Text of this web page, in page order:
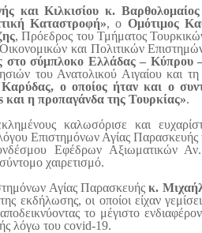
και Κιλκισίου κ. Βαρθολομαίος
Καταστροφή», ο Ομότιμος
, Πρόεδρος του Τμήματος
και Πολιτικών
στο σύμπλοκο Ελλάδας – Κύπρου
του Ανατολικού Αιγαίου και
ο οποίος ήταν και ο
και η προπαγάνδα της Τουρκίας».
καλωσόρισε και
Επιστημόνων Αγίας Παρασκευής
Εφέδρων Αξιωματικών Αν.
χαιρετισμό.
Αγίας Παρασκευήςκ.
εκδήλωσης, οι οποίοι είχαν
το μέγιστο
λόγω του covid-19.